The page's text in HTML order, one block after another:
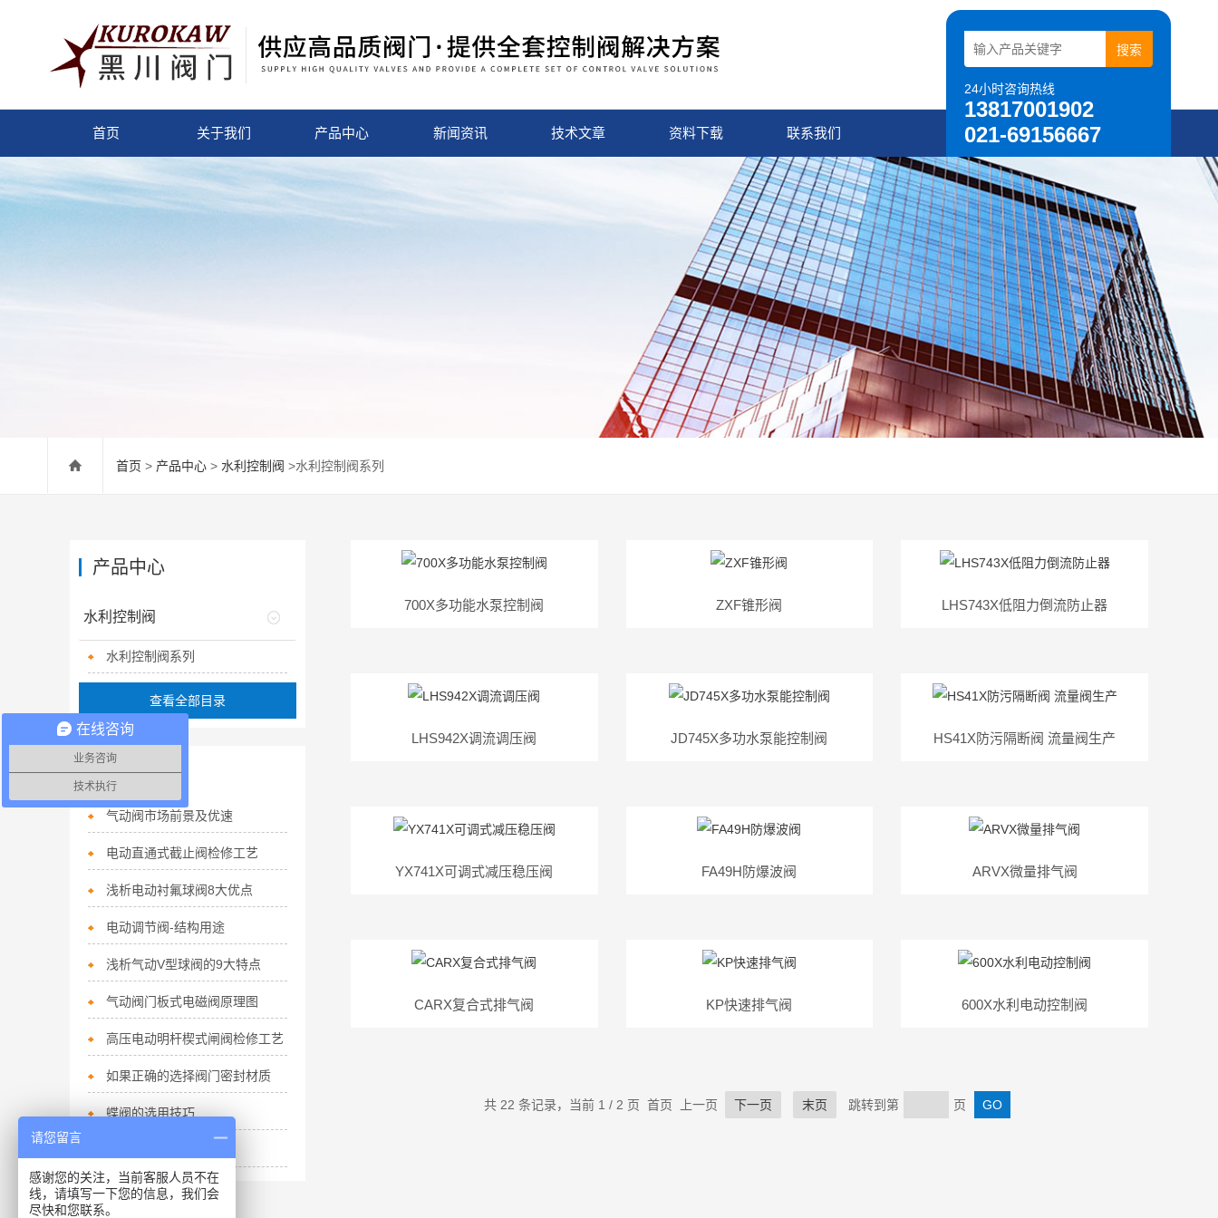
24小时咨询热线
13817001902
021-69156667
首页 关于我们 产品中心 新闻资讯 技术文章 资料下载 联系我们
首页 > 产品中心 > 水利控制阀 >水利控制阀系列
产品中心
水利控制阀
水利控制阀系列
查看全部目录
相关文章
气动阀市场前景及优速
电动直通式截止阀检修工艺
浅析电动衬氟球阀8大优点
电动调节阀-结构用途
浅析气动V型球阀的9大特点
气动阀门板式电磁阀原理图
高压电动明杆楔式闸阀检修工艺
如果正确的选择阀门密封材质
蝶阀的选用技巧
700X多功能水泵控制阀 ZXF锥形阀 LHS743X低阻力倒流防止器
LHS942X调流调压阀 JD745X多功水泵能控制阀 HS41X防污隔断阀 流量阀生产
YX741X可调式减压稳压阀 FA49H防爆波阀 ARVX微量排气阀
CARX复合式排气阀 KP快速排气阀 600X水利电动控制阀
共 22 条记录，当前 1 / 2 页 首页 上一页 下一页 末页 跳转到第 页
在线咨询
业务咨询
技术执行
请您留言
感谢您的关注，当前客服人员不在
线，请填写一下您的信息，我们会
尽快和您联系。